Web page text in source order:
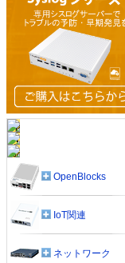
OpenBlocks
IoT関連
ネットワーク